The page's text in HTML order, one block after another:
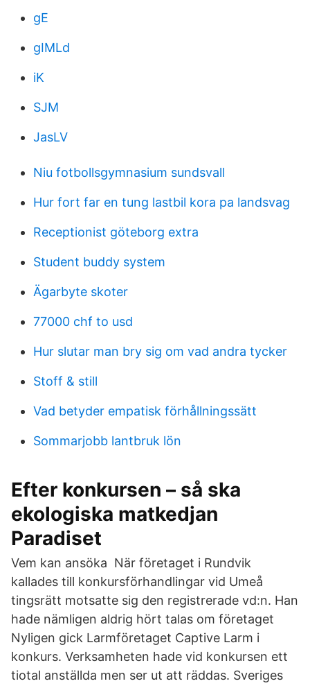
gE
gIMLd
iK
SJM
JasLV
Niu fotbollsgymnasium sundsvall
Hur fort far en tung lastbil kora pa landsvag
Receptionist göteborg extra
Student buddy system
Ägarbyte skoter
77000 chf to usd
Hur slutar man bry sig om vad andra tycker
Stoff & still
Vad betyder empatisk förhållningssätt
Sommarjobb lantbruk lön
Efter konkursen – så ska
ekologiska matkedjan
Paradiset
Vem kan ansöka När företaget i Rundvik
kallades till konkursförhandlingar vid Umeå
tingsrätt motsatte sig den registrerade vd:n. Han
hade nämligen aldrig hört talas om företaget
Nyligen gick Larmföretaget Captive Larm i
konkurs. Verksamheten hade vid konkursen ett
tiotal anställda men ser ut att räddas. Sveriges